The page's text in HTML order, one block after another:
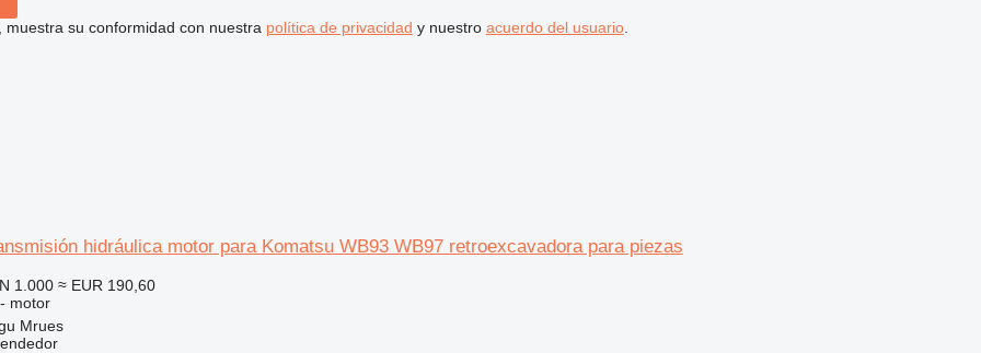
muestra su conformidad con nuestra política de privacidad y nuestro acuerdo del usuario.
hidráulica motor para Komatsu WB93 WB97 retroexcavadora para piezas
1.000 ≈ EUR 190,60
motor
Mrues